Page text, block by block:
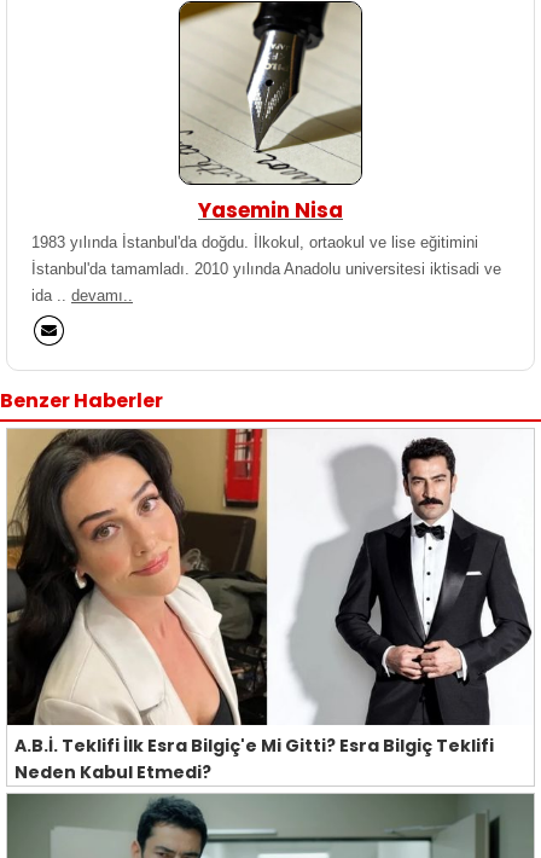
Yasemin Nisa
1983 yılında İstanbul'da doğdu. İlkokul, ortaokul ve lise eğitimini
İstanbul'da tamamladı. 2010 yılında Anadolu universitesi iktisadi ve
ida .. devamı..
Benzer Haberler
A.B.İ. Teklifi İlk Esra Bilgiç'e Mi Gitti? Esra Bilgiç Teklifi
Neden Kabul Etmedi?